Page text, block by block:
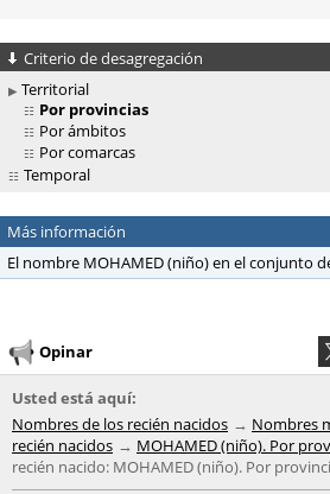
Criterio de desagregación
Territorial
Por provincias
Por ámbitos
Por comarcas
Temporal
Más información
El nombre MOHAMED (niño) en el conjunto
Opinar
Usted está aquí:
Nombres de los recién nacidos
Nombres
recién nacidos
MOHAMED (niño). Por
recién nacido: MOHAMED (niño). Por